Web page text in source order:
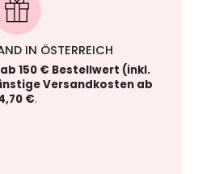
IN ÖSTERREICH
ab 150 € Bestellwert (inkl.
Versandkosten ab
€.